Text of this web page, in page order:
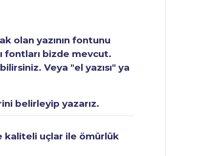
olan yazının fontunu
fontları bizde mevcut.
Veya "el yazısı" ya
belirleyip yazarız.
kaliteli uçlar ile ömürlük